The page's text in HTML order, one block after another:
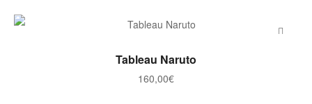
AJOUTER AU PANIER
Tableau Naruto
160,00€